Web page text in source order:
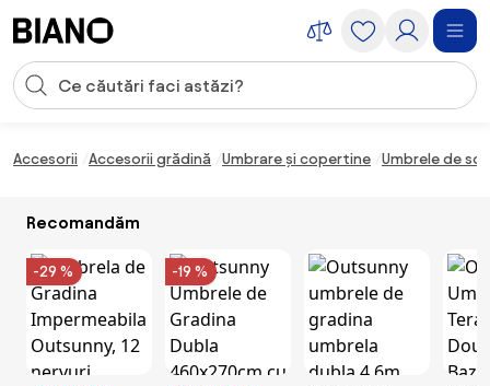
Introducerea căutării
Accesorii Accesorii grădină Umbrare și copertine Umbrele de
Recomandăm
-29 % -19 %